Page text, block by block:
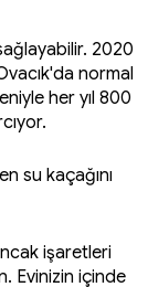
2020
normal
her yıl 800
su kaçağını
işaretleri
Evinizin içinde